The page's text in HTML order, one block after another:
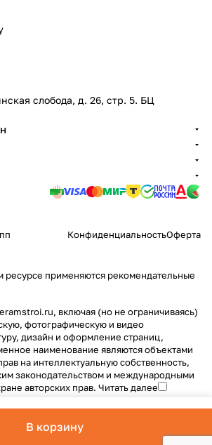
В корзину
слобода, д. 26, стр. 5. БЦ
КонфиденциальностьОферта
применяются рекомендательные
включая (но не ограничиваясь)
фотографическую и видео
дизайн и оформление страниц,
наименование являются объектами
на интеллектуальную собственность,
законодательством и международными
авторских прав. Читать далее